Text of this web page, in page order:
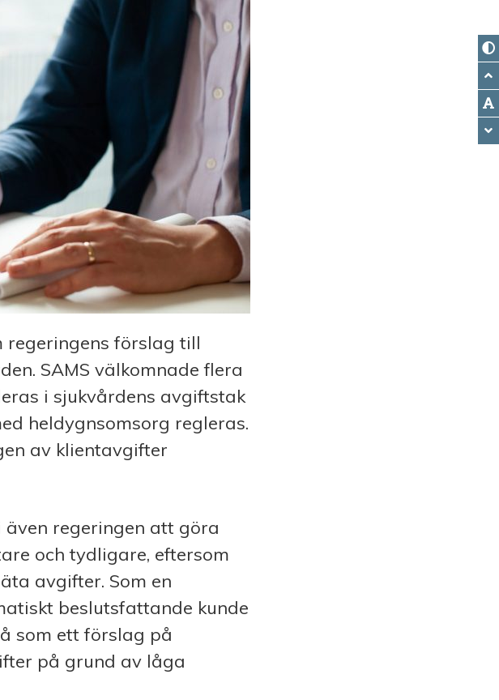
regeringens förslag till
SAMS välkomnade flera
i sjukvårdens avgiftstak
heldygnsomsorg regleras.
av klientavgifter
regeringen att göra
och tydligare, eftersom
avgifter. Som en
beslutsfattande kunde
som ett förslag på
på grund av låga